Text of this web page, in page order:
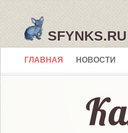
SFYNKS.RU
ГЛАВНАЯ НОВОСТИ